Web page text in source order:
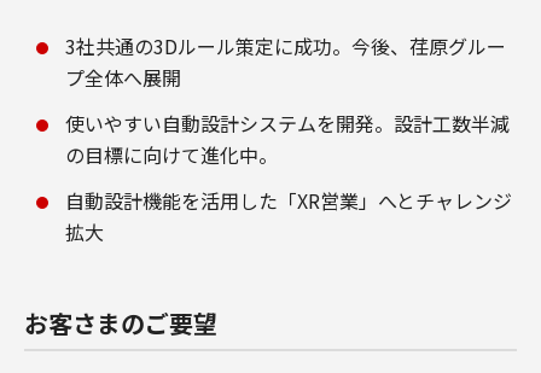
3社共通の3Dルール策定に成功。今後、荏原グルー
プ全体へ展開
使いやすい自動設計システムを開発。設計工数半減
の目標に向けて進化中。
自動設計機能を活用した「XR営業」へとチャレンジ
拡大
お客さまのご要望